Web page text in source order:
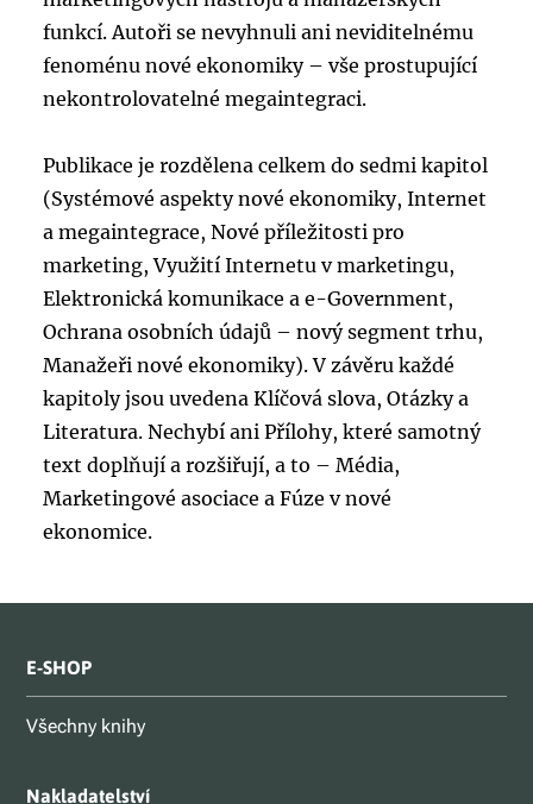
funkcí. Autoři se nevyhnuli ani neviditelnému
fenoménu nové ekonomiky – vše prostupující
nekontrolovatelné megaintegraci.
Publikace je rozdělena celkem do sedmi kapitol
(Systémové aspekty nové ekonomiky, Internet
a megaintegrace, Nové příležitosti pro
marketing, Využití Internetu v marketingu,
Elektronická komunikace a e-Government,
Ochrana osobních údajů – nový segment trhu,
Manažeři nové ekonomiky). V závěru každé
kapitoly jsou uvedena Klíčová slova, Otázky a
Literatura. Nechybí ani Přílohy, které samotný
text doplňují a rozšiřují, a to – Média,
Marketingové asociace a Fúze v nové
ekonomice.
E-SHOP
Všechny knihy
Nakladatelství